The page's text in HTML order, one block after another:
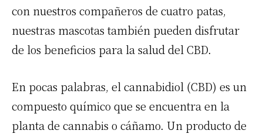
con nuestros compañeros de cuatro patas,
nuestras mascotas también pueden disfrutar
de los beneficios para la salud del CBD.
En pocas palabras, el cannabidiol (CBD) es un
compuesto químico que se encuentra en la
planta de cannabis o cáñamo. Un producto de